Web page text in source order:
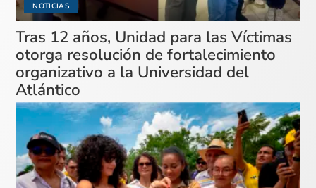
NOTICIAS
Tras 12 años, Unidad para las Víctimas
otorga resolución de fortalecimiento
organizativo a la Universidad del
Atlántico